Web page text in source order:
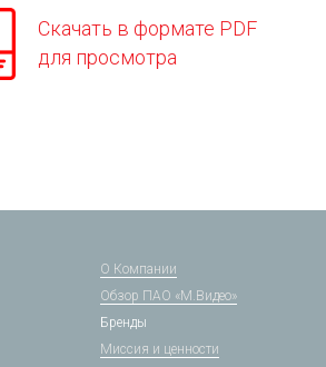
Скачать в формате PDF
для просмотра
О Компании
Обзор ПАО «М.Видео»
Бренды
Миссия и ценности